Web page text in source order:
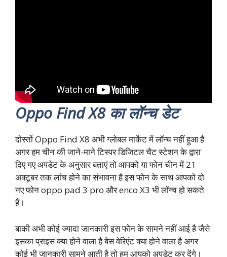
Oppo Find X8 का लॉन्च डेट
दोस्तों Oppo Find X8 अभी ग्लोबल मार्केट में लॉन्च नहीं हुआ है
अगर हम चीन की जाने-माने टिस्पर डिजिटल चैट स्टेशन के द्वारा
दिए गए अपडेट के अनुसार बताएं तो आपको या फोन चीन में 21
अक्टूबर तक लांच होने का संभावना है इस फोन के साथ आपको दो
नए फोन oppo pad 3 pro और enco X3 भी लॉन्च हो सकते
हैं।
बाकी अभी कोई ज्यादा जानकारी इस फोन के सामने नहीं आई है जैसे
इसका प्राइस क्या होने वाला है बेस वेरिएंट क्या होने वाला है अगर
कोई भी जानकारी सामने आती है तो हम आपको अपडेट कर देंगे।